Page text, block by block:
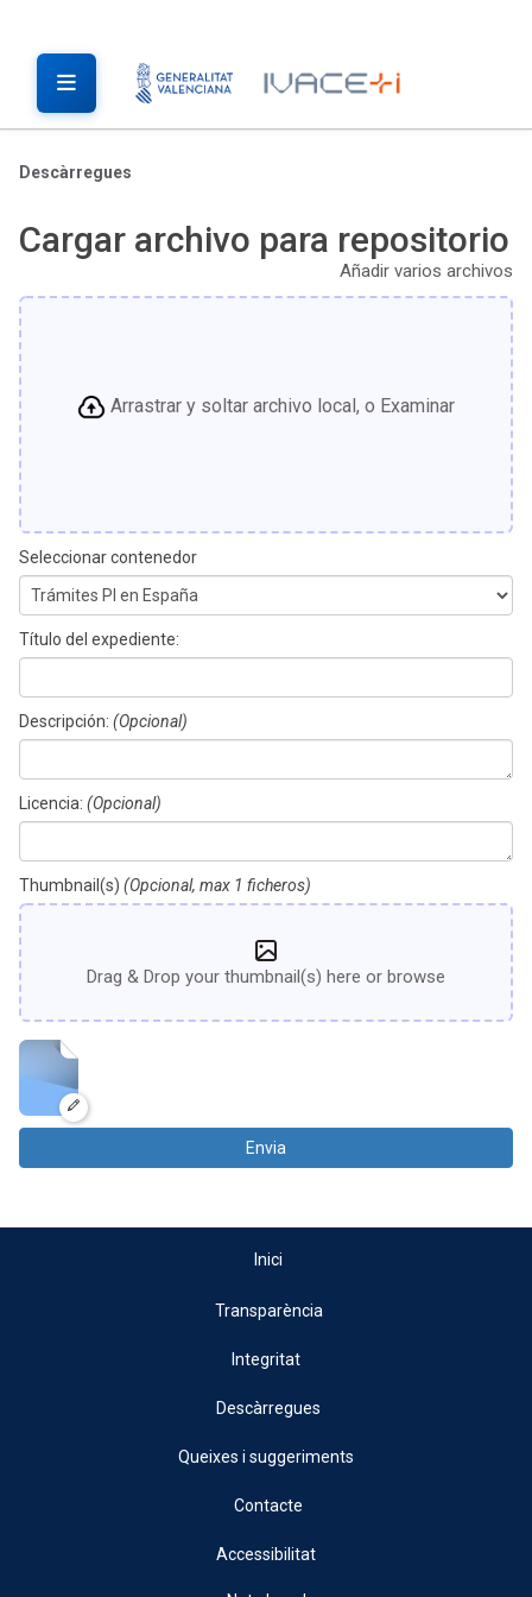
Descàrregues
Cargar archivo para repositorio
Añadir varios archivos
Arrastrar y soltar archivo local, o Examinar
Seleccionar contenedor
Título del expediente:
Descripción: (Opcional)
Licencia: (Opcional)
Thumbnail(s) (Opcional, max 1 ficheros)
Drag & Drop your thumbnail(s) here or browse
Envia
Inici
Transparència
Integritat
Descàrregues
Queixes i suggeriments
Contacte
Accessibilitat